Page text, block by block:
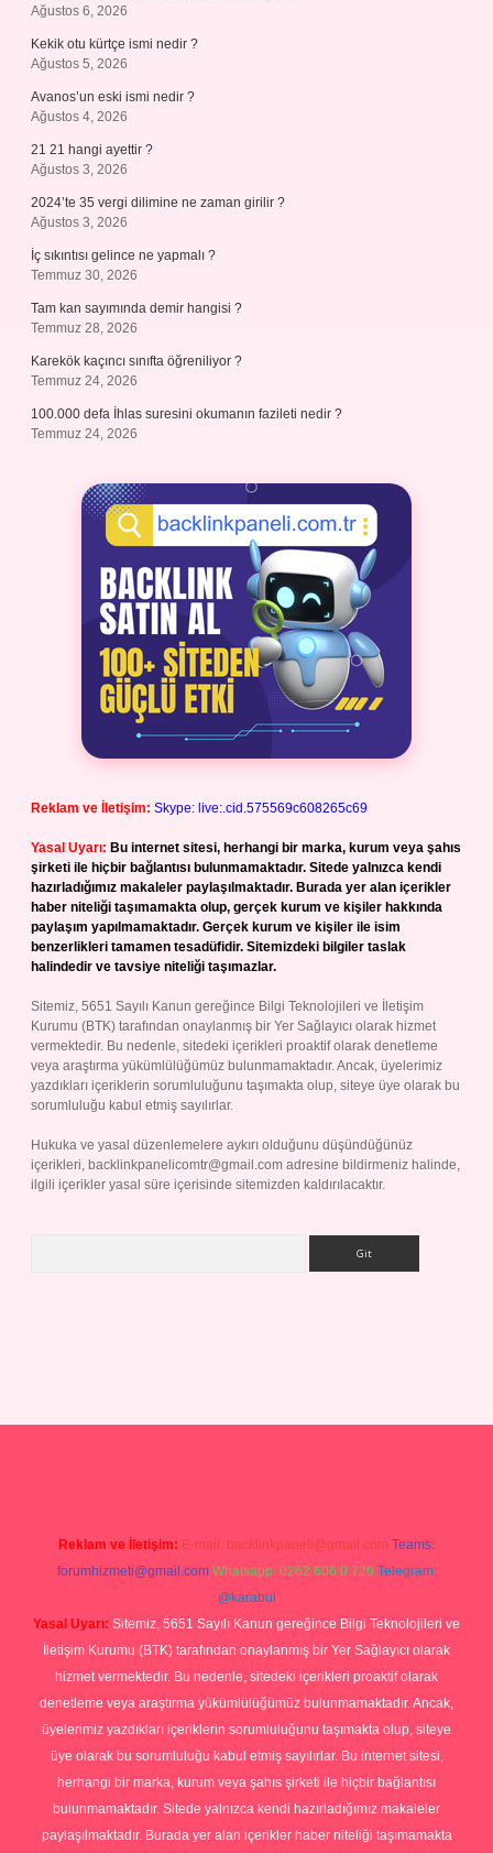
Ağustos 6, 2026
Kekik otu kürtçe ismi nedir ?
Ağustos 5, 2026
Avanos’un eski ismi nedir ?
Ağustos 4, 2026
21 21 hangi ayettir ?
Ağustos 3, 2026
2024’te 35 vergi dilimine ne zaman girilir ?
Ağustos 3, 2026
İç sıkıntısı gelince ne yapmalı ?
Temmuz 30, 2026
Tam kan sayımında demir hangisi ?
Temmuz 28, 2026
Karekök kaçıncı sınıfta öğreniliyor ?
Temmuz 24, 2026
100.000 defa İhlas suresini okumanın fazileti nedir ?
Temmuz 24, 2026
Reklam ve İletişim: Skype: live:.cid.575569c608265c69
Yasal Uyarı: Bu internet sitesi, herhangi bir marka, kurum veya şahıs
şirketi ile hiçbir bağlantısı bulunmamaktadır. Sitede yalnızca kendi
hazırladığımız makaleler paylaşılmaktadır. Burada yer alan içerikler
haber niteliği taşımamakta olup, gerçek kurum ve kişiler hakkında
paylaşım yapılmamaktadır. Gerçek kurum ve kişiler ile isim
benzerlikleri tamamen tesadüfidir. Sitemizdeki bilgiler taslak
halindedir ve tavsiye niteliği taşımazlar.
Sitemiz, 5651 Sayılı Kanun gereğince Bilgi Teknolojileri ve İletişim
Kurumu (BTK) tarafından onaylanmış bir Yer Sağlayıcı olarak hizmet
vermektedir. Bu nedenle, sitedeki içerikleri proaktif olarak denetleme
veya araştırma yükümlülüğümüz bulunmamaktadır. Ancak, üyelerimiz
yazdıkları içeriklerin sorumluluğunu taşımakta olup, siteye üye olarak bu
sorumluluğu kabul etmiş sayılırlar.
Hukuka ve yasal düzenlemelere aykırı olduğunu düşündüğünüz
içerikleri, backlinkpanelicomtr@gmail.com adresine bildirmeniz halinde,
ilgili içerikler yasal süre içerisinde sitemizden kaldırılacaktır.
Reklam ve İletişim: E-mail: backlinkpaneli@gmail.com Teams:
forumhizmeti@gmail.com Whatsapp: 0262 606 0 726 Telegram:
@karabul
Yasal Uyarı: Sitemiz, 5651 Sayılı Kanun gereğince Bilgi Teknolojileri ve
İletişim Kurumu (BTK) tarafından onaylanmış bir Yer Sağlayıcı olarak
hizmet vermektedir. Bu nedenle, sitedeki içerikleri proaktif olarak
denetleme veya araştırma yükümlülüğümüz bulunmamaktadır. Ancak,
üyelerimiz yazdıkları içeriklerin sorumluluğunu taşımakta olup, siteye
üye olarak bu sorumluluğu kabul etmiş sayılırlar. Bu internet sitesi,
herhangi bir marka, kurum veya şahıs şirketi ile hiçbir bağlantısı
bulunmamaktadır. Sitede yalnızca kendi hazırladığımız makaleler
paylaşılmaktadır. Burada yer alan içerikler haber niteliği taşımamakta